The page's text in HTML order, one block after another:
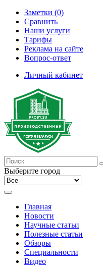
Заметки (0)
Сравнить
Наши услуги
Тарифы
Реклама на сайте
Вопрос-ответ
Личный кабинет
Выберите город
Главная
Новости
Научные статьи
Полезные статьи
Обзоры
Специальности
Видео